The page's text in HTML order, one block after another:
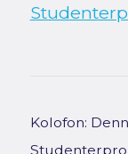
Kolofon: